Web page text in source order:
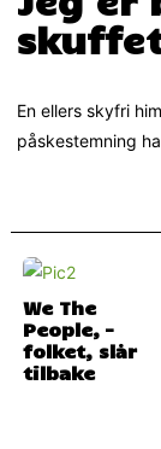
En ellers skyfri
påskestemning
We The
People, –
folket, slår
tilbake